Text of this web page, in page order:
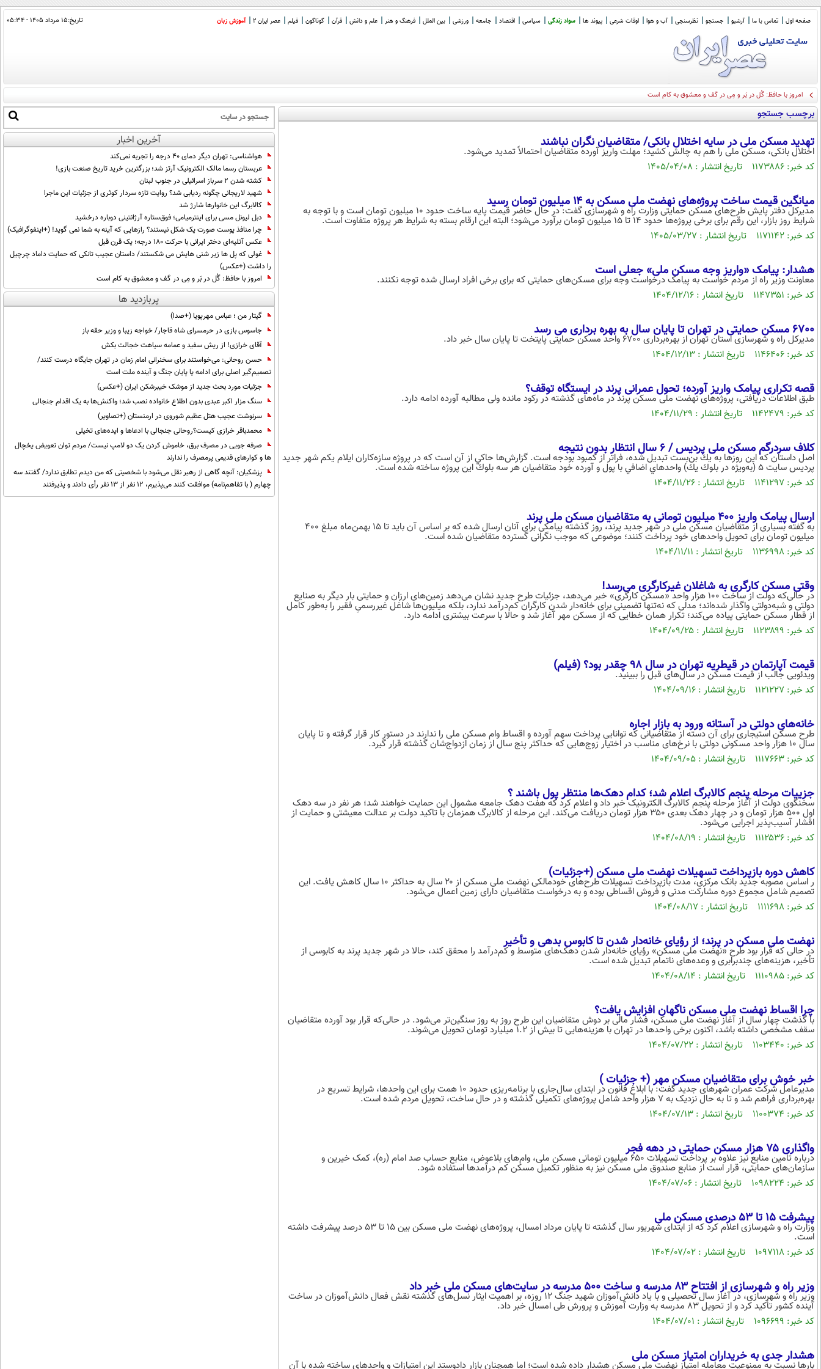
صفحه اول تماس با ما آرشیو جستجو نظرسنجی آب و هوا اوقات شرعی پیوند ها سواد زندگی سیاسی اقتصاد جامعه ورزشی بین الملل فرهنگ و هنر علم و دانش قرآن گوناگون فیلم عصر ایران 2 آموزش زبان تاریخ:۱۵ مرداد ۱۴۰۵ - ۰۵:۳۴
امروز با حافظ: گُل در بَر و مِی در کَف و معشوق به کام است
برچسب جستجو
تهدید مسکن ملی در سایه اختلال بانکی/ متقاضیان نگران نباشند
اختلال بانکی، مسکن ملی را هم به چالش کشید؛ مهلت واریز آورده متقاضیان احتمالاً تمدید می‌شود.
کد خبر: ۱۱۷۳۸۸۶ تاریخ انتشار : ۱۴۰۵/۰۴/۰۸
میانگین قیمت ساخت پروژه‌های نهضت ملی مسکن به ۱۴ میلیون تومان رسید
مدیرکل دفتر پایش طرح‌های مسکن حمایتی وزارت راه و شهرسازی گفت: در حال حاضر قیمت پایه ساخت حدود ۱۰ میلیون تومان است و با توجه به
شرایط روز بازار، این رقم برای برخی پروژه‌ها حدود ۱۴ تا ۱۵ میلیون تومان برآورد می‌شود؛ البته این ارقام بسته به شرایط هر پروژه متفاوت است.
کد خبر: ۱۱۷۱۱۴۲ تاریخ انتشار : ۱۴۰۵/۰۳/۲۷
هشدار: پیامک «واریز وجه مسکن ملی» جعلی است
معاونت وزیر راه از مردم خواست به پیامک درخواست وجه برای مسکن‌های حمایتی که برای برخی افراد ارسال شده توجه نکنند.
کد خبر: ۱۱۴۷۳۵۱ تاریخ انتشار : ۱۴۰۴/۱۲/۱۶
6700 مسکن حمایتی در تهران تا پایان سال به بهره برداری می رسد
مدیرکل راه و شهرسازی استان تهران از بهره‌برداری 6700 واحد مسکن حمایتی پایتخت تا پایان سال خبر داد.
کد خبر: ۱۱۴۶۴۰۶ تاریخ انتشار : ۱۴۰۴/۱۲/۱۳
قصه تکراری پیامک واریز آورده؛ تحول عمرانی پرند در ایستگاه توقف؟
طبق اطلاعات دریافتی، پروژه‌های نهضت ملی مسکن پرند در ماه‌های گذشته در رکود مانده ولی مطالبه آورده ادامه دارد.
کد خبر: ۱۱۴۲۴۷۹ تاریخ انتشار : ۱۴۰۴/۱۱/۲۹
كلاف سردرگم مسكن ملی پرديس / ۶ سال انتظار بدون نتیجه
اصل داستان كه اين روزها به يك بن‌بست تبديل شده، فراتر از كمبود بودجه است. گزارش‌ها حاكي از آن است كه در پروژه سازه‌كاران ايلام يكم شهر جديد
پرديس سايت ۵ (به‌ويژه در بلوك يك) واحدهاي اضافي با پول و آورده خود متقاضيان هر سه بلوك اين پروژه ساخته شده است.
کد خبر: ۱۱۴۱۲۹۷ تاریخ انتشار : ۱۴۰۴/۱۱/۲۶
ارسال پیامک واریز ۴۰۰ میلیون تومانی به متقاضیان مسکن ملی پرند
به گفته بسیاری از متقاضیان مسکن ملی در شهر جدید پرند، روز گذشته پیامکی برای آنان ارسال شده که بر اساس آن باید تا ۱۵ بهمن‌ماه مبلغ ۴۰۰
میلیون تومان برای تحویل واحد‌های خود پرداخت کنند؛ موضوعی که موجب نگرانی گسترده متقاضیان شده است.
کد خبر: ۱۱۳۶۹۹۸ تاریخ انتشار : ۱۴۰۴/۱۱/۱۱
وقتی مسکن کارگری به شاغلان غیرکارگری می‌رسد!
در حالی‌که دولت از ساخت ۱۰۰ هزار واحد «مسکن کارگری» خبر می‌دهد، جزئیات طرح جدید نشان می‌دهد زمین‌های ارزان و حمایتی بار دیگر به صنایع
دولتی و شبه‌دولتی واگذار شده‌اند؛ مدلی که نه‌تنها تضمینی برای خانه‌دار شدن کارگران کم‌درآمد ندارد، بلکه میلیون‌ها شاغل غیررسمیِ فقیر را به‌طور کامل
از قطار مسکن حمایتی پیاده می‌کند؛ تکرار همان خطایی که از مسکن مهر آغاز شد و حالا با سرعت بیشتری ادامه دارد.
کد خبر: ۱۱۲۳۸۹۹ تاریخ انتشار : ۱۴۰۴/۰۹/۲۵
قیمت آپارتمان در قیطریه تهران در سال ۹۸ چقدر بود؟ (فیلم)
ویدئویی جالب از قیمت مسکن در سال‌های قبل را ببینید.
کد خبر: ۱۱۲۱۲۲۷ تاریخ انتشار : ۱۴۰۴/۰۹/۱۶
خانه‌های دولتی در آستانه ورود به بازار اجاره
طرح مسکن استیجاری برای آن دسته از متقاضیانی که توانایی پرداخت سهم آورده و اقساط وام مسکن ملی را ندارند در دستور کار قرار گرفته و تا پایان
سال ۱۰ هزار واحد مسکونی دولتی با نرخ‌های مناسب در اختیار زوج‌هایی که حداکثر پنج سال از زمان ازدواج‌شان گذشته قرار گیرد.
کد خبر: ۱۱۱۷۶۶۳ تاریخ انتشار : ۱۴۰۴/۰۹/۰۵
جزییات مرحله پنجم کالابرگ اعلام شد؛ کدام دهک‌ها منتظر پول باشند ؟
سخنگوی دولت از آغاز مرحله پنجم کالابرگ الکترونیک خبر داد و اعلام کرد که هفت دهک جامعه مشمول این حمایت خواهند شد؛ هر نفر در سه دهک
اول ۵۰۰ هزار تومان و در چهار دهک بعدی ۳۵۰ هزار تومان دریافت می‌کند. این مرحله از کالابرگ همزمان با تاکید دولت بر عدالت معیشتی و حمایت از
اقشار آسیب‌پذیر اجرایی می‌شود.
کد خبر: ۱۱۱۲۵۳۶ تاریخ انتشار : ۱۴۰۴/۰۸/۱۹
کاهش دوره بازپرداخت تسهیلات نهضت ملی مسکن (+جزئیات)
ر اساس مصوبه جدید بانک مرکزی، مدت بازپرداخت تسهیلات طرح‌های خودمالکی نهضت ملی مسکن از ۲۰ سال به حداکثر ۱۰ سال کاهش یافت. این
تصمیم شامل مجموع دوره مشارکت مدنی و فروش اقساطی بوده و به درخواست متقاضیان دارای زمین اعمال می‌شود.
کد خبر: ۱۱۱۱۶۹۸ تاریخ انتشار : ۱۴۰۴/۰۸/۱۷
نهضت ملی مسکن در پرند؛ از رؤیای خانه‌دار شدن تا کابوس بدهی و تأخیر
در حالی که قرار بود طرح «نهضت ملی مسکن» رؤیای خانه‌دار شدن دهک‌های متوسط و کم‌درآمد را محقق کند، حالا در شهر جدید پرند به کابوسی از
تأخیر، هزینه‌های چندبرابری و وعده‌های ناتمام تبدیل شده است.
کد خبر: ۱۱۱۰۹۸۵ تاریخ انتشار : ۱۴۰۴/۰۸/۱۴
چرا اقساط نهضت ملی مسکن ناگهان افزایش یافت؟
با گذشت چهار سال از آغاز نهضت ملی مسکن، فشار مالی بر دوش متقاضیان این طرح روز به روز سنگین‌تر می‌شود. در حالی‌که قرار بود آورده متقاضیان
سقف مشخصی داشته باشد، اکنون برخی واحدها در تهران با هزینه‌هایی تا بیش از ۱.۲ میلیارد تومان تحویل می‌شوند.
کد خبر: ۱۱۰۳۴۴۰ تاریخ انتشار : ۱۴۰۴/۰۷/۲۲
خبر خوش برای متقاضیان مسکن مهر (+ جزئیات )
مدیرعامل شرکت عمران شهرهای جدید گفت: با ابلاغ قانون در ابتدای سال‌جاری با برنامه‌ریزی حدود ۱۰ همت برای این واحدها، شرایط تسریع در
بهره‌برداری فراهم شد و تا به حال نزدیک به ۷ هزار واحد شامل پروژه‌های تکمیلی گذشته و در حال ساخت، تحویل مردم شده است.
کد خبر: ۱۱۰۰۳۷۴ تاریخ انتشار : ۱۴۰۴/۰۷/۱۳
واگذاری ۷۵ هزار مسکن حمایتی در دهه فجر
درباره تامین منابع نیز علاوه بر پرداخت تسهیلات ۶۵۰ میلیون تومانی مسکن ملی، وام‌های بلاعوض، منابع حساب صد امام (ره)، کمک خیرین و
سازمان‌های حمایتی، قرار است از منابع صندوق ملی مسکن نیز به منظور تکمیل مسکن کم درآمدها استفاده شود.
کد خبر: ۱۰۹۸۲۲۴ تاریخ انتشار : ۱۴۰۴/۰۷/۰۶
پیشرفت 15 تا 53 درصدی مسکن ملی
وزارت راه و شهرسازی اعلام کرد که از ابتدای شهریور سال گذشته تا پایان مرداد امسال، پروژه‌های نهضت ملی مسکن بین ۱۵ تا ۵۳ درصد پیشرفت داشته
است.
کد خبر: ۱۰۹۷۱۱۸ تاریخ انتشار : ۱۴۰۴/۰۷/۰۲
وزیر راه و شهرسازی از افتتاح ۸۳ مدرسه و ساخت ۵۰۰ مدرسه در سایت‌های مسکن ملی خبر داد
وزیر راه و شهرسازی، در آغاز سال تحصیلی و با یاد دانش‌آموزان شهید جنگ ۱۲ روزه، بر اهمیت ایثار نسل‌های گذشته نقش فعال دانش‌آموزان در ساخت
آینده کشور تأکید کرد و از تحویل ۸۳ مدرسه به وزارت آموزش و پرورش طی امسال خبر داد.
کد خبر: ۱۰۹۶۶۹۹ تاریخ انتشار : ۱۴۰۴/۰۷/۰۱
هشدار جدی به خریداران امتیاز مسکن ملی
بارها نسبت به ممنوعیت معامله امتیاز نهضت ملی مسکن هشدار داده شده است؛ اما همچنان بازار دادوستد این امتیازات و واحدهای ساخته شده با آن
آخرین اخبار
هواشناسی: تهران دیگر دمای ۴۰ درجه را تجربه نمی‌کند
عربستان رسما مالک الکترونیک آرتز شد؛ بزرگترین خرید تاریخ صنعت بازی!
کشته شدن ۲ سرباز اسرائیلی در جنوب لبنان
شهید لاریجانی چگونه ردیابی شد؟ روایت تازه سردار کوثری از جزئیات این ماجرا
کالابرگ این خانوارها شارژ شد
دبل لیونل مسی برای اینترمیامی؛ فوق‌ستاره آرژانتینی دوباره درخشید
چرا منافذ پوست صورت یک شکل نیستند؟ رازهایی که آینه به شما نمی گوید! (+اینفوگرافیک)
عکس آتلیه‌ای دختر ایرانی با حرکت 180 درجه؛ یک قرن قبل
غولی که پل ها زیر شنی هایش می شکستند/ داستان عجیب تانکی که حمایت داماد چرچیل
را داشت (+عکس)
امروز با حافظ: گُل در بَر و مِی در کَف و معشوق به کام است
پربازدید ها
گیتار من ؛ عباس مهرپویا (+صدا)
جاسوس بازی در حرمسرای شاه قاجار/ خواجه زیبا و وزیر حقه باز
آقای خرازی! از ریش سفید و عمامه سیاهت خجالت بکش
حسن روحانی: می‌خواستند برای سخنرانی امام زمان در تهران جایگاه درست کنند/
تصمیم‌گیر اصلی برای ادامه یا پایان جنگ و آینده ملت است
جزئیات مورد بحث جدید از موشک خیبرشکن ایران (+عکس)
سنگ مزار اکبر عبدی بدون اطلاع خانواده نصب شد؛ واکنش‌ها به یک اقدام جنجالی
سرنوشت عجیب هتل عظیم شوروی در ارمنستان (+تصاویر)
محمدباقر خرازی کیست؟روحانی جنجالی با ادعاها و ایده‌های تخیلی
صرفه جویی در مصرف برق، خاموش کردن یک دو لامپ نیست/ مردم توان تعویض یخچال
ها و کوارهای قدیمی پرمصرف را ندارند
پزشکیان‌: آنچه گاهی از رهبر نقل می‌شود با شخصیتی که من دیدم تطابق ندارد/ گفتند سه
چهارم ( با تفاهم‌نامه) موافقت کنند می‌پذیرم، 12 نفر از 13 نفر رأی دادند و پذیرفتند